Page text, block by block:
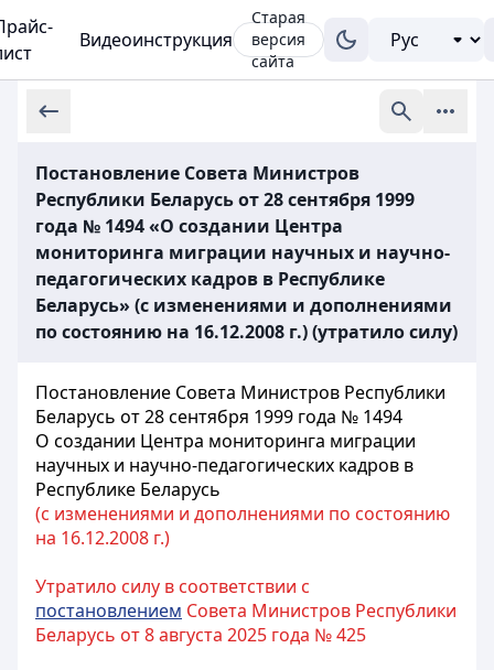
Видеоинструкция
Старая
версия
сайта
Постановление Совета Министров
Республики Беларусь от 28 сентября 1999
года № 1494 «О создании Центра
мониторинга миграции научных и научно-
педагогических кадров в Республике
Беларусь» (с изменениями и дополнениями
по состоянию на 16.12.2008 г.) (утратило силу)
Постановление Совета Министров Республики
Беларусь от 28 сентября 1999 года № 1494
О создании Центра мониторинга миграции
научных и научно-педагогических кадров в
Республике Беларусь
(с изменениями и дополнениями по состоянию
на 16.12.2008 г.)
Утратило силу в соответствии с
постановлением Совета Министров Республики
Беларусь от 8 августа 2025 года № 425